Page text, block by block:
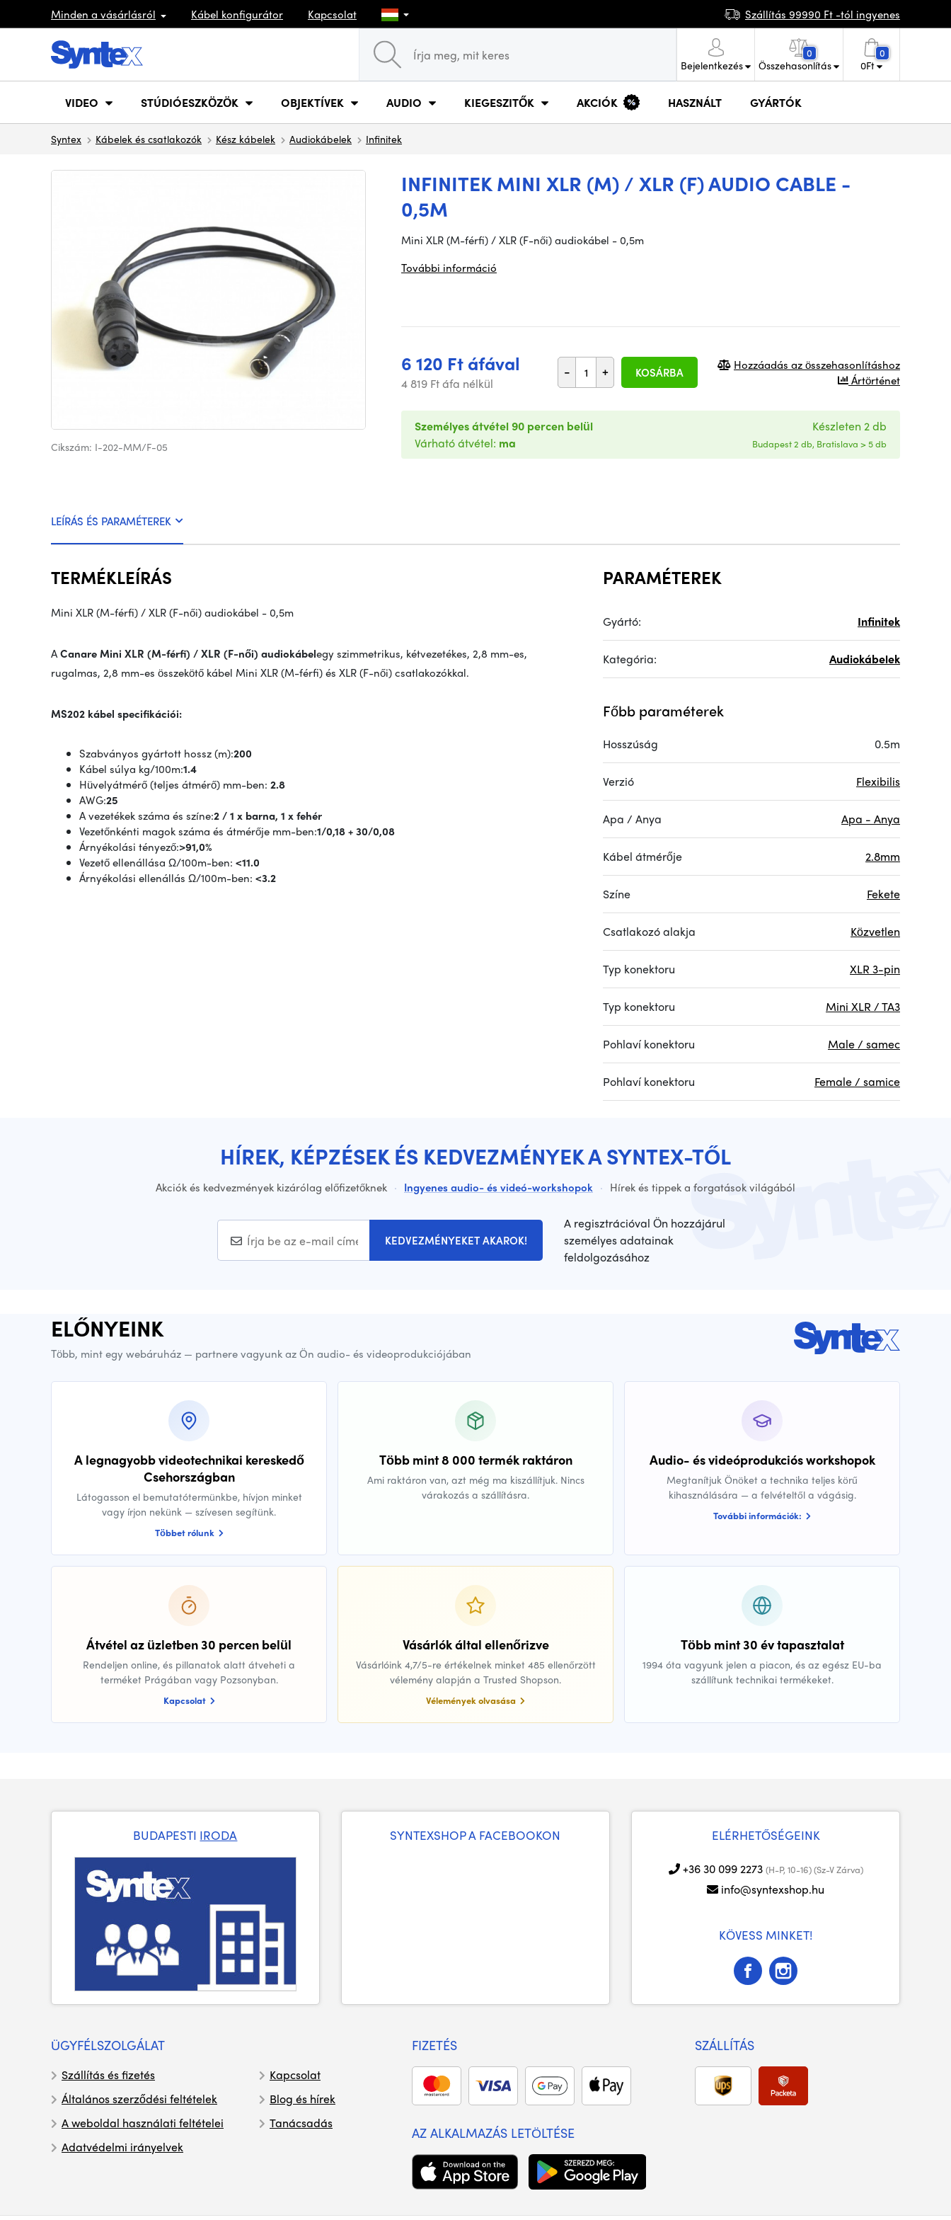
Minden a vásárlásról Kábel konfigurátor Kapcsolat Szállítás 99990 Ft -tól ingyenes
Bejelentkezés
0
Összehasonlítás
0
0Ft
VIDEO STÚDIÓESZKÖZÖK OBJEKTÍVEK AUDIO KIEGESZITŐK AKCIÓK HASZNÁLT GYÁRTÓK
Syntex Kábelek és csatlakozók Kész kábelek Audiokábelek Infinitek
INFINITEK MINI XLR (M) / XLR (F) AUDIO CABLE -
0,5M
Cikszám: I-202-MM/F-05
Mini XLR (M-férfi) / XLR (F-női) audiokábel - 0,5m
További információ
6 120 Ft áfával
4 819 Ft áfa nélkül
- + KOSÁRBA
Hozzáadás az összehasonlításhoz
Ártörténet
Személyes átvétel 90 percen belül
Várható átvétel: ma
Készleten 2 db
Budapest 2 db, Bratislava > 5 db
LEÍRÁS ÉS PARAMÉTEREK
TERMÉKLEÍRÁS
Mini XLR (M-férfi) / XLR (F-női) audiokábel - 0,5m
ACanare Mini XLR (M-férfi) / XLR (F-női) audiokábelegy szimmetrikus, kétvezetékes, 2,8 mm-es,
rugalmas, 2,8 mm-es összekötő kábel Mini XLR (M-férfi) és XLR (F-női) csatlakozókkal.
MS202 kábel specifikációi:
Szabványos gyártott hossz (m):200
Kábel súlya kg/100m:1.4
Hüvelyátmérő (teljes átmérő) mm-ben: 2.8
AWG:25
A vezetékek száma és színe:2 / 1 x barna, 1 x fehér
Vezetőnkénti magok száma és átmérője mm-ben:1/0,18 + 30/0,08
Árnyékolási tényező:>91,0%
Vezető ellenállása Ω/100m-ben: <11.0
Árnyékolási ellenállás Ω/100m-ben: <3.2
PARAMÉTEREK
Gyártó: Infinitek
Kategória: Audiokábelek
Főbb paraméterek
Hosszúság 0.5m
Verzió Flexibilis
Apa / Anya Apa - Anya
Kábel átmérője 2.8mm
Színe Fekete
Csatlakozó alakja Közvetlen
Typ konektoru XLR 3-pin
Typ konektoru Mini XLR / TA3
Pohlaví konektoru Male / samec
Pohlaví konektoru Female / samice
HÍREK, KÉPZÉSEK ÉS KEDVEZMÉNYEK A SYNTEX-TŐL
Akciók és kedvezmények kizárólag előfizetőknek · Ingyenes audio- és videó-workshopok · Hírek és tippek a forgatások világából
KEDVEZMÉNYEKET AKAROK!
A regisztrációval Ön hozzájárul
személyes adatainak
feldolgozásához
ELŐNYEINK
Több, mint egy webáruház — partnere vagyunk az Ön audio- és videoprodukciójában
A legnagyobb videotechnikai kereskedő
Csehországban
Látogasson el bemutatótermünkbe, hívjon minket
vagy írjon nekünk — szívesen segítünk.
Többet rólunk
Több mint 8 000 termék raktáron
Ami raktáron van, azt még ma kiszállítjuk. Nincs
várakozás a szállításra.
Audio- és videóprodukciós workshopok
Megtanítjuk Önöket a technika teljes körű
kihasználására — a felvételtől a vágásig.
További információk:
Átvétel az üzletben 30 percen belül
Rendeljen online, és pillanatok alatt átveheti a
terméket Prágában vagy Pozsonyban.
Kapcsolat
Vásárlók által ellenőrizve
Vásárlóink 4,7/5-re értékelnek minket 485 ellenőrzött
vélemény alapján a Trusted Shopson.
Vélemények olvasása
Több mint 30 év tapasztalat
1994 óta vagyunk jelen a piacon, és az egész EU-ba
szállítunk technikai termékeket.
BUDAPESTI IRODA SYNTEXSHOP A FACEBOOKON ELÉRHETŐSÉGEINK
+36 30 099 2273 (H-P, 10-16) (Sz-V Zárva)
info@syntexshop.hu
KÖVESS MINKET!
ÜGYFÉLSZOLGÁLAT
Szállítás és fizetés
Általános szerződési feltételek
A weboldal használati feltételei
Adatvédelmi irányelvek
Kapcsolat
Blog és hírek
Tanácsadás
FIZETÉS SZÁLLÍTÁS
AZ ALKALMAZÁS LETÖLTÉSE